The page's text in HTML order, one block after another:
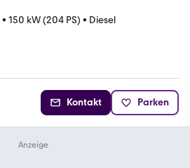
• 150 kW (204 PS) • Diesel
Kontakt Parken